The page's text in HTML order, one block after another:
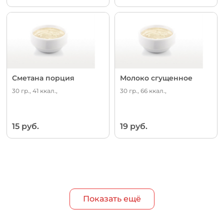
Сметана порция
30 гр., 41 ккал.,
15 руб.
Молоко сгущенное
30 гр., 66 ккал.,
19 руб.
Показать ещё